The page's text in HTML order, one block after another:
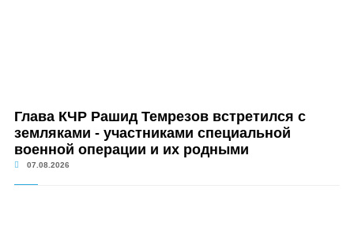
Глава КЧР Рашид Темрезов встретился с
земляками - участниками специальной
военной операции и их родными
07.08.2026